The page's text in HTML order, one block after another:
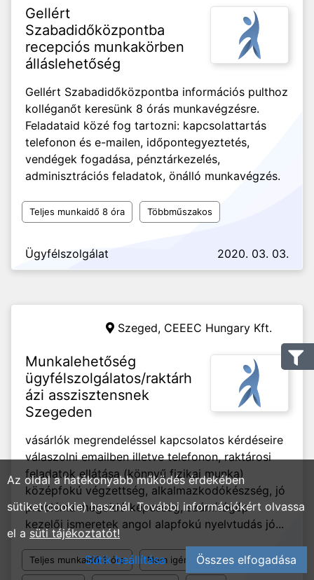
Gellért
Szabadidőközpontba
recepciós munkakörben
álláslehetőség
Gellért Szabadidőközpontba információs pulthoz
kolléganőt keresünk 8 órás munkavégzésre.
Feladataid közé fog tartozni: kapcsolattartás
telefonon és e-mailen, időpontegyeztetés,
vendégek fogadása, pénztárkezelés,
adminisztrációs feladatok, önálló munkavégzés.
Teljes munkaidő 8 óra Többműszakos
Ügyfélszolgálat 2020. 03. 03.
Szeged, CEEEC Hungary Kft.
Munkalehetőség
ügyfélszolgálatos/raktárh
ázi asszisztensnek
Szegeden
vásárlók megrendeléssel kapcsolatos kérdéseire
válaszolni emailben illetve telefonon, raktárosi
feladatok ellátása (könnyű fizikai munka)
középfokú végzettség, alkalmazkodókészség, jó
probléma megoldó képesség, számítógép
kezelői ismeretek angol alapfokú nyelvtudás jó...
Teljes munkaidő 8 óra Nem igényel tapasztalatot
Az oldal a hatékonyabb működés érdekében
sütiket(cookie) használ. További információkért olvassa
el a süti tájékoztatót!
Sütik beállítása
Összes elfogadása